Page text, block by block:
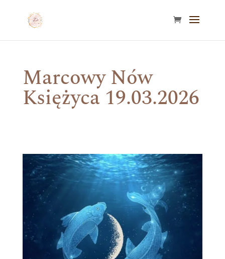
Marcowy Nów
Księżyca 19.03.2026